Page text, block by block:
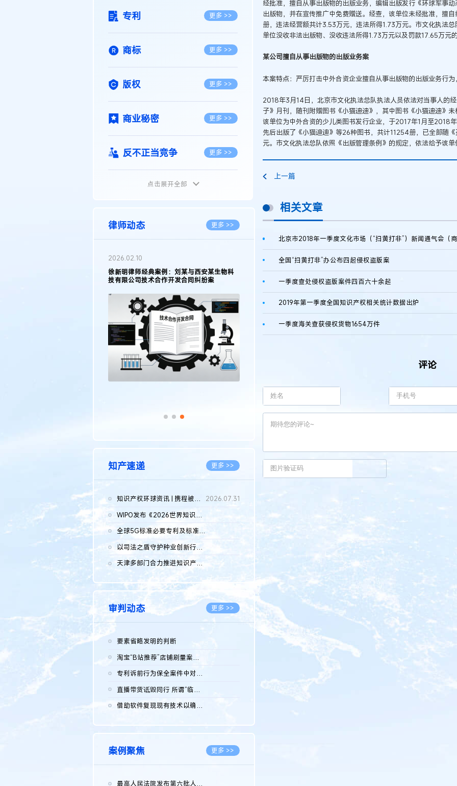
专利 更多 >>
商标 更多 >>
版权 更多 >>
商业秘密 更多 >>
反不正当竞争 更多 >>
植物新品种
地理标志 更多 >>
集成电路布图设计
传统文化 更多 >>
点击展开全部
律师动态 更多 >>
2026.02.10
徐新明律师经典案例：刘某与西安某生物科
技有限公司技术合作开发合同纠纷案
知产速递 更多 >>
知识产权环球资讯 | 携程被市监总局罚51.79亿；瑞幸泰国商标案上...
2026.07.31
WIPO发布《2026世界知识产权报告》 含报告全文
全球5G标准必要专利及标准提案研究报告（2026年）全文发布
以司法之盾守护种业创新行稳致远
2026.08.05
天津多部门合力推进知识产权保护工作
2026.08.05
审判动态 更多 >>
要素省略发明的判断
淘宝“B站推荐”店铺刷量案维持原判，两被告连带赔偿150万元
专利诉前行为保全案件中对仿制药申请人曾作出三类声明的考量及违...
直播带货诋毁同行 所谓“临场发挥”不免责
借助软件复现现有技术以确认相关参数特征是否被公开
案例聚焦 更多 >>
最高人民法院发布第六批人民法院种业知识产权司法保护典型案例 含...
经批准，擅自从事出版物的出版业务，编辑出版发行《环球军事
出版物，并在宣传推广中免费赠送。经查，该单位未经批准，擅
册，违法经营额共计3.53万元，违法所得1.73万元。市文化执法
单位没收非法出版物、没收违法所得1.73万元以及罚款17.65万元
某公司擅自从事出版物的出版业务案
本案特点：严厉打击中外合资企业擅自从事出版物的出版业务行
2018年3月14日，北京市文化执法总队执法人员依法对当事人的
子》月刊，随刊附赠图书《小猫迪迪》，其中图书《小猫迪迪》
该单位为中外合资的少儿类图书发行企业，于2017年1月至2018
先后出版了《小猫迪迪》等26种图书，共计11254册，已全部随
元。市文化执法总队依照《出版管理条例》的规定，依法给予该
上一篇
相关文章
北京市2018年一季度文化市场（“扫黄打非”）新闻通气会（
全国“扫黄打非”办公布四起侵权盗版案
一季度查处侵权盗版案件四百六十余起
2019年第一季度全国知识产权相关统计数据出炉
一季度海关查获侵权货物1654万件
评论